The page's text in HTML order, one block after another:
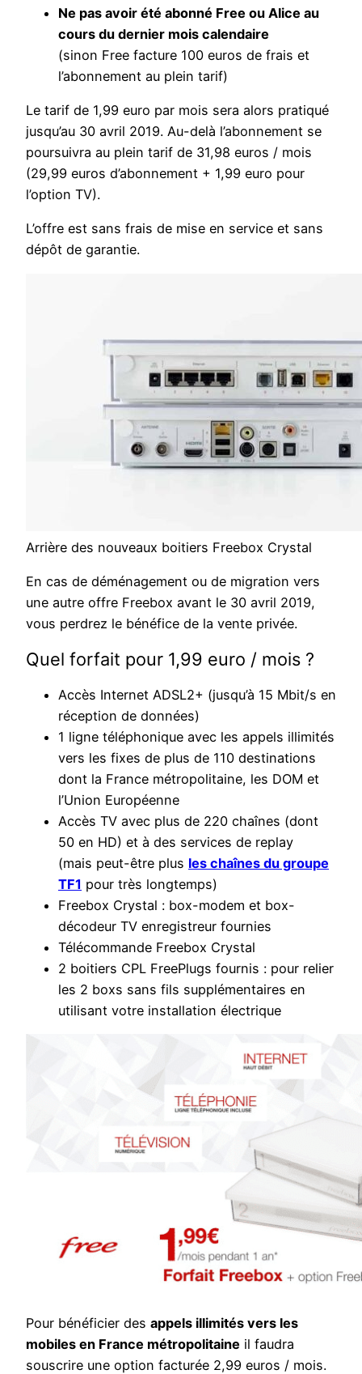
Ne pas avoir été abonné Free ou Alice au
cours du dernier mois calendaire
(sinon Free facture 100 euros de frais et
l’abonnement au plein tarif)
Le tarif de 1,99 euro par mois sera alors pratiqué
jusqu’au 30 avril 2019. Au-delà l’abonnement se
poursuivra au plein tarif de 31,98 euros / mois
(29,99 euros d’abonnement + 1,99 euro pour
l’option TV).
L’offre est sans frais de mise en service et sans
dépôt de garantie.
Arrière des nouveaux boitiers Freebox Crystal
En cas de déménagement ou de migration vers
une autre offre Freebox avant le 30 avril 2019,
vous perdrez le bénéfice de la vente privée.
Quel forfait pour 1,99 euro / mois ?
Accès Internet ADSL2+ (jusqu’à 15 Mbit/s en
réception de données)
1 ligne téléphonique avec les appels illimités
vers les fixes de plus de 110 destinations
dont la France métropolitaine, les DOM et
l’Union Européenne
Accès TV avec plus de 220 chaînes (dont
50 en HD) et à des services de replay
(mais peut-être plus les chaînes du groupe
TF1 pour très longtemps)
Freebox Crystal : box-modem et box-
décodeur TV enregistreur fournies
Télécommande Freebox Crystal
2 boitiers CPL FreePlugs fournis : pour relier
les 2 boxs sans fils supplémentaires en
utilisant votre installation électrique
Pour bénéficier des appels illimités vers les
mobiles en France métropolitaine il faudra
souscrire une option facturée 2,99 euros / mois.